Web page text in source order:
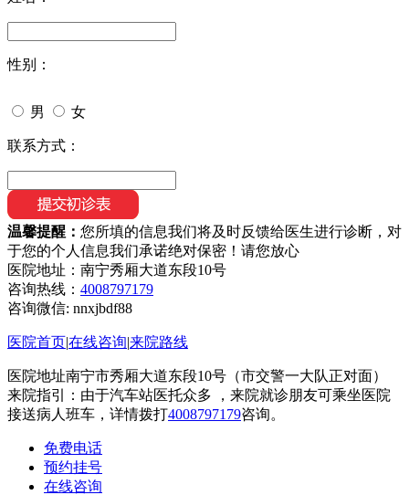
性别：
男 女
联系方式：
温馨提醒： 您所填的信息我们将及时反馈给医生进行诊断，对
于您的个人信息我们承诺绝对保密！请您放心
医院地址：南宁秀厢大道东段10号
咨询热线： 4008797179
咨询微信: nnxjbdf88
医院首页|在线咨询|来院路线
医院地址南宁市秀厢大道东段10号（市交警一大队正对面）
来院指引：由于汽车站医托众多 ，来院就诊朋友可乘坐医院
接送病人班车，详情拨打4008797179咨询。
免费电话
预约挂号
在线咨询